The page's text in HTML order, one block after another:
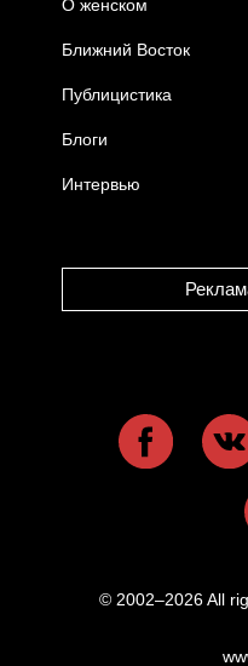
О женском
Ближний Восток
Публицистика
Блоги
Интервью
© 2002–2026 All